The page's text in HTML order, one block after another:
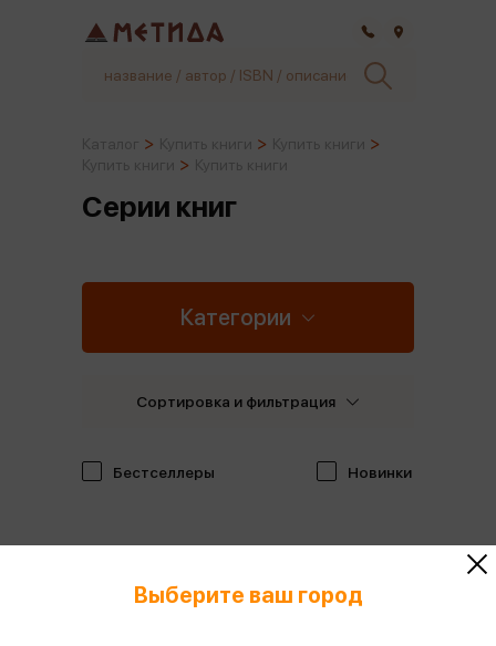
Серии книг
Категории
Бестселлеры Новинки
Сортировка и фильтрация
Выберите ваш город